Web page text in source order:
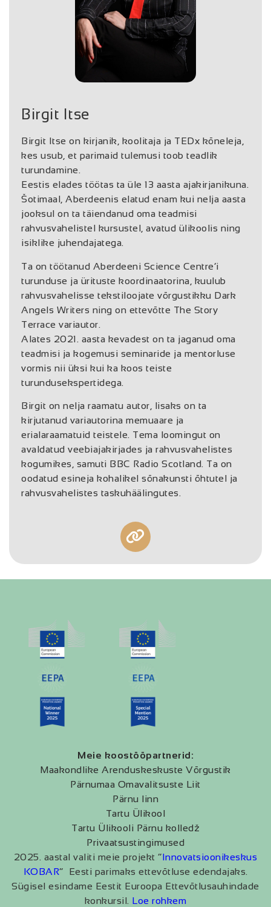
Birgit Itse
Birgit Itse on kirjanik, koolitaja ja TEDx kõneleja,
kes usub, et parimaid tulemusi toob teadlik
turundamine.
Eestis elades töötas ta üle 13 aasta ajakirjanikuna.
Šotimaal, Aberdeenis elatud enam kui nelja aasta
jooksul on ta täiendanud oma teadmisi
rahvusvahelistel kursustel, avatud ülikoolis ning
isiklike juhendajatega.
Ta on töötanud Aberdeeni Science Centre’i
turunduse ja ürituste koordinaatorina, kuulub
rahvusvahelisse tekstiloojate võrgustikku Dark
Angels Writers ning on ettevõtte The Story
Terrace variautor.
Alates 2021. aasta kevadest on ta jaganud oma
teadmisi ja kogemusi seminaride ja mentorluse
vormis nii üksi kui ka koos teiste
turundusekspertidega.
Birgit on nelja raamatu autor, lisaks on ta
kirjutanud variautorina memuaare ja
erialaraamatuid teistele. Tema loomingut on
avaldatud veebiajakirjades ja rahvusvahelistes
kogumikes, samuti BBC Radio Scotland. Ta on
oodatud esineja kohalikel sõnakunsti õhtutel ja
rahvusvahelistes taskuhäälingutes.
Meie koostööpartnerid:
Maakondlike Arenduskeskuste Võrgustik
Pärnumaa Omavalitsuste Liit
Pärnu linn
Tartu Ülikool
Tartu Ülikooli Pärnu kolledž
Privaatsustingimused
2025. aastal valiti meie projekt “Innovatsioonikeskus
KOBAR” Eesti parimaks ettevõtluse edendajaks.
Sügisel esindame Eestit Euroopa Ettevõtlusauhindade
konkursil. Loe rohkem